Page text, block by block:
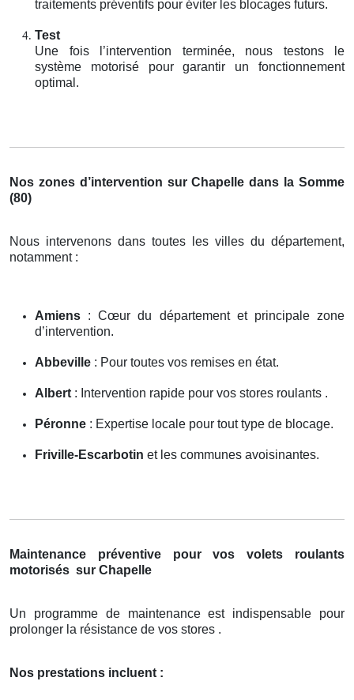
traitements préventifs pour éviter les blocages futurs.
Test
Une fois l’intervention terminée, nous testons le
système motorisé pour garantir un fonctionnement
optimal.
Nos zones d’intervention sur Chapelle dans la Somme
(80)
Nous intervenons dans toutes les villes du département,
notamment :
Amiens : Cœur du département et principale zone
d’intervention.
Abbeville : Pour toutes vos remises en état.
Albert : Intervention rapide pour vos stores roulants .
Péronne : Expertise locale pour tout type de blocage.
Friville-Escarbotin et les communes avoisinantes.
Maintenance préventive pour vos volets roulants
motorisés sur Chapelle
Un programme de maintenance est indispensable pour
prolonger la résistance de vos stores .
Nos prestations incluent :